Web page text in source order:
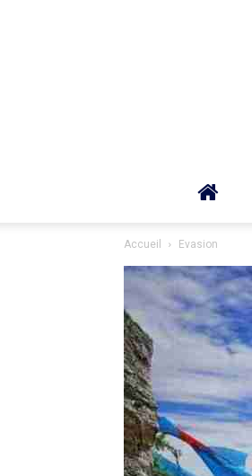
Accueil Evasion